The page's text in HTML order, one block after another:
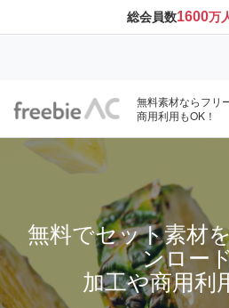
総会員数1600万
無料素材ならフリ
商用利用もOK！
無料でセット素材
ンロー
加工や商用利